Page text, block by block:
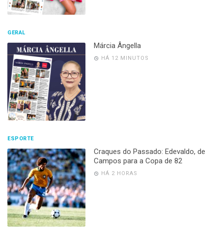
GERAL
Márcia Ângella
HÁ 12 MINUTOS
ESPORTE
Craques do Passado: Edevaldo, de
Campos para a Copa de 82
HÁ 2 HORAS